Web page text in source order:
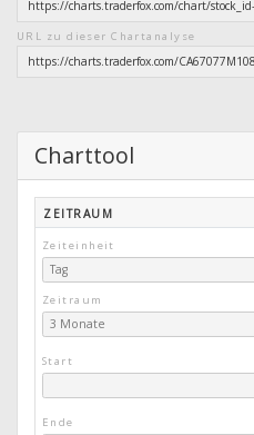
URL zu dieser Chartanalyse
Charttool
ZEITRAUM
Zeiteinheit
Tag
Zeitraum
3 Monate
Start
Ende